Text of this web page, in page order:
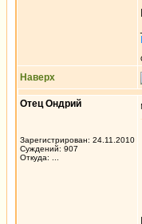
Наверх
Отец Ондрий
Зарегистрирован: 24.11.2010
Суждений: 907
Откуда: ...